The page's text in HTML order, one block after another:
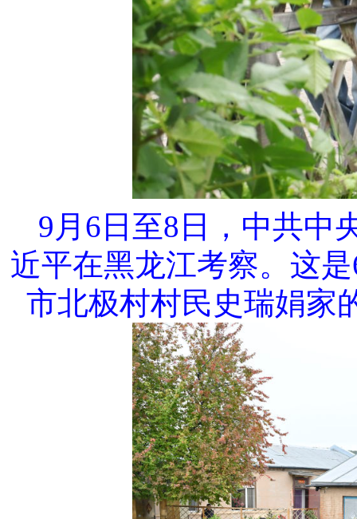
9月6日至8日，中共中
近平在黑龙江考察。这
市北极村村民史瑞娟家